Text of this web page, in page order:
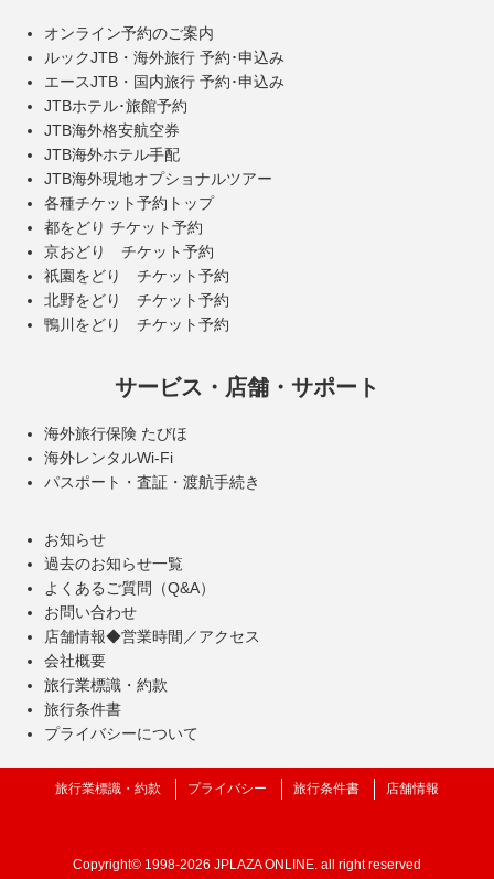
オンライン予約のご案内
ルックJTB・海外旅行 予約･申込み
エースJTB・国内旅行 予約･申込み
JTBホテル･旅館予約
JTB海外格安航空券
JTB海外ホテル手配
JTB海外現地オプショナルツアー
各種チケット予約トップ
都をどり チケット予約
京おどり チケット予約
祇園をどり チケット予約
北野をどり チケット予約
鴨川をどり チケット予約
サービス・店舗・サポート
海外旅行保険 たびほ
海外レンタルWi-Fi
パスポート・査証・渡航手続き
お知らせ
過去のお知らせ一覧
よくあるご質問（Q&A）
お問い合わせ
店舗情報◆営業時間／アクセス
会社概要
旅行業標識・約款
旅行条件書
プライバシーについて
旅行業標識・約款 プライバシー 旅行条件書 店舗情報
Copyright© 1998-2026 JPLAZA ONLINE. all right reserved